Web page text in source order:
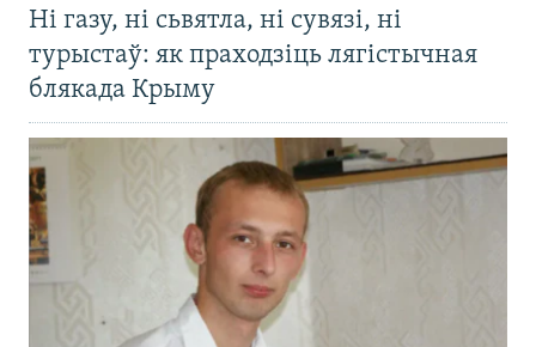
Ні газу, ні сьвятла, ні сувязі, ні
турыстаў: як праходзіць лягістычная
блякада Крыму